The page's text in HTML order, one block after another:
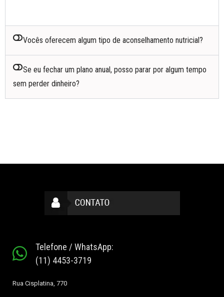
Vocês oferecem algum tipo de aconselhamento nutricial?
Se eu fechar um plano anual, posso parar por algum tempo
sem perder dinheiro?
Telefone / WhatsApp:
(11) 4453-3719
Rua Cisplatina, 770